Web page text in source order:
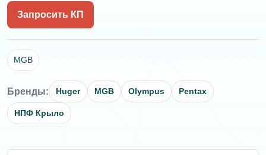
Запросить КП
MGB
Бренды: Huger MGB Olympus Pentax
НПФ Крыло